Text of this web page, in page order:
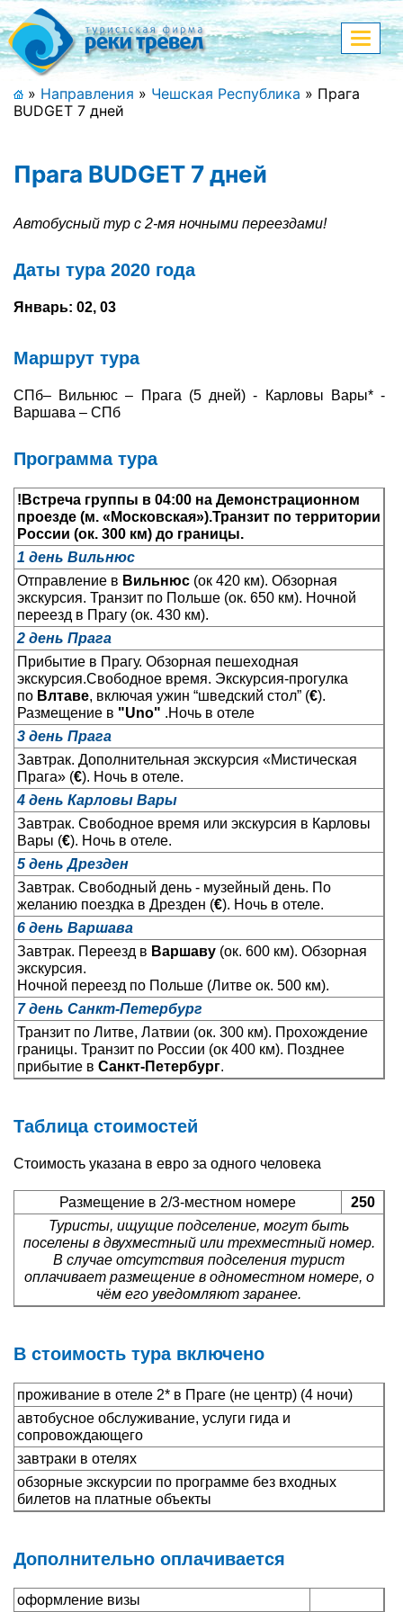
Меню
+7 (911) 182-44-68
Адрес офиса, контакты
Полная версия сайта
Спецпредложения
Страны и направления
Поиск тура
Круизы
Туры на пароме
Авиабилеты
Туристическая страховка
Услуги
О компании
Отзывы
меню
» Направления » Чешская Республика » Прага
BUDGET 7 дней
Прага BUDGET 7 дней
Автобусный тур с 2-мя ночными переездами!
Даты тура 2020 года
Январь: 02, 03
Маршрут тура
СПб– Вильнюс – Прага (5 дней) - Карловы Вары* -
Варшава – СПб
Программа тура
!Встреча группы в 04:00 на Демонстрационном
проезде (м. «Московская»).Транзит по территории
России (ок. 300 км) до границы.
1 день Вильнюс
Отправление в Вильнюс (ок 420 км). Обзорная
экскурсия. Транзит по Польше (ок. 650 км). Ночной
переезд в Прагу (ок. 430 км).
2 день Прага
Прибытие в Прагу. Обзорная пешеходная
экскурсия.Свободное время. Экскурсия-прогулка
по Влтаве, включая ужин “шведский стол” (€).
Размещение в "Uno" .Ночь в отеле
3 день Прага
Завтрак. Дополнительная экскурсия «Мистическая
Прага» (€). Ночь в отеле.
4 день Карловы Вары
Завтрак. Свободное время или экскурсия в Карловы
Вары (€). Ночь в отеле.
5 день Дрезден
Завтрак. Свободный день - музейный день. По
желанию поездка в Дрезден (€). Ночь в отеле.
6 день Варшава
Завтрак. Переезд в Варшаву (ок. 600 км). Обзорная
экскурсия.
Ночной переезд по Польше (Литве ок. 500 км).
7 день Санкт-Петербург
Транзит по Литве, Латвии (ок. 300 км). Прохождение
границы. Транзит по России (ок 400 км). Позднее
прибытие в Санкт-Петербург.
Таблица стоимостей
Стоимость указана в евро за одного человека
Размещение в 2/3-местном номере
250
Туристы, ищущие подселение, могут быть
поселены в двухместный или трехместный номер.
В случае отсутствия подселения турист
оплачивает размещение в одноместном номере, о
чём его уведомляют заранее.
В стоимость тура включено
проживание в отеле 2* в Праге (не центр) (4 ночи)
автобусное обслуживание, услуги гида и
сопровождающего
завтраки в отелях
обзорные экскурсии по программе без входных
билетов на платные объекты
Дополнительно оплачивается
оформление визы